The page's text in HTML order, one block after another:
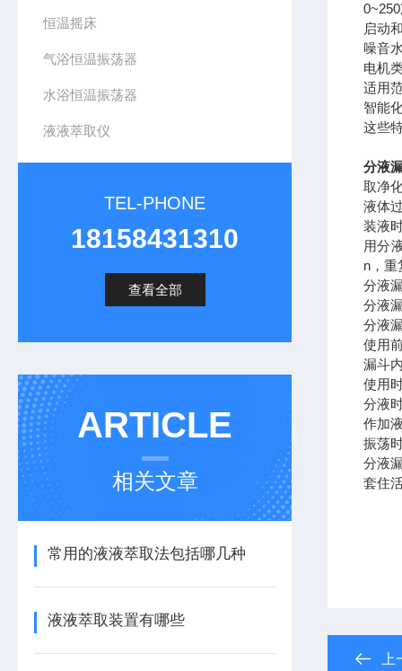
恒温摇床
气浴恒温振荡器
水浴恒温振荡器
液液萃取仪
TEL-PHONE
18158431310
查看全部
ARTICLE
相关文章
常用的液液萃取法包括哪几种
液液萃取装置有哪些
启动
噪音
电机
适用
智能
这些
分液
取净
液体
装液
用分
n，重
分液
分液
分液
使用
漏斗
使用
分液
作加
振荡
分液
套住